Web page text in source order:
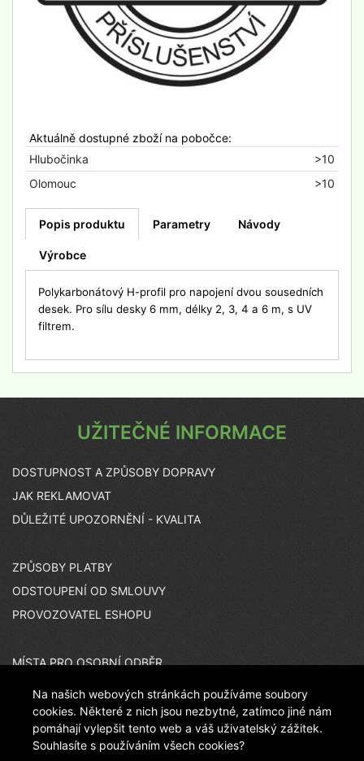
Aktuálně dostupné zboží na pobočce:
Hlubočinka
>10
Olomouc
>10
Popis produktu Parametry Návody
Výrobce
Polykarbonátový H-profil pro napojení dvou sousedních
desek. Pro sílu desky 6 mm, délky 2, 3, 4 a 6 m, s UV
filtrem.
UŽITEČNÉ INFORMACE
DOSTUPNOST A ZPŮSOBY DOPRAVY
JAK REKLAMOVAT
DŮLEŽITÉ UPOZORNĚNÍ - KVALITA
ZPŮSOBY PLATBY
ODSTOUPENÍ OD SMLOUVY
PROVOZOVATEL ESHOPU
MÍSTA PRO OSOBNÍ ODBĚR
ČASTO KLADENÉ OTÁZKY
Na našich webových stránkách používáme soubory
cookies. Některé z nich jsou nezbytné, zatímco jiné nám
pomáhají vylepšit tento web a váš uživatelský zážitek.
Souhlasíte s používáním všech cookies?